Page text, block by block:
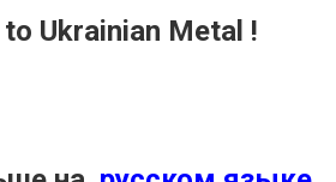
Ukrainian Metal !